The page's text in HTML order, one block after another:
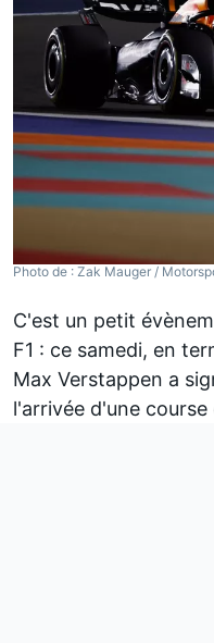
Photo de : Zak Mauger /
C'est un petit
F1 : ce samedi, en
Max Verstappen a
l'arrivée d'une